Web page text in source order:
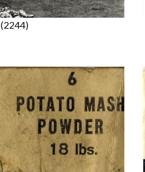
(2244)